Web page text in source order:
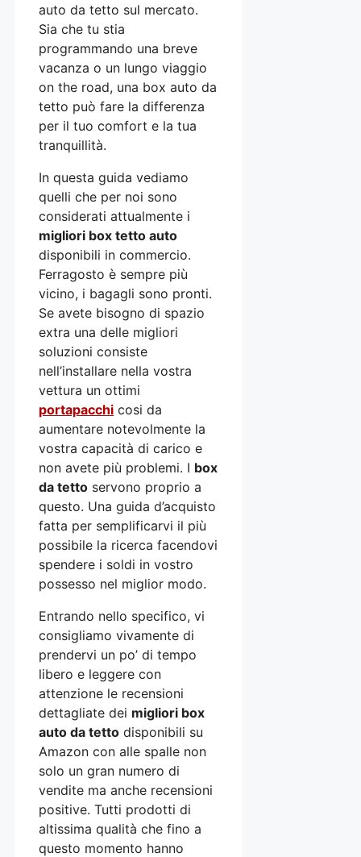
auto da tetto sul mercato.
Sia che tu stia
programmando una breve
vacanza o un lungo viaggio
on the road, una box auto da
tetto può fare la differenza
per il tuo comfort e la tua
tranquillità.
In questa guida vediamo
quelli che per noi sono
considerati attualmente i
migliori box tetto auto
disponibili in commercio.
Ferragosto è sempre più
vicino, i bagagli sono pronti.
Se avete bisogno di spazio
extra una delle migliori
soluzioni consiste
nell’installare nella vostra
vettura un ottimi
portapacchi cosi da
aumentare notevolmente la
vostra capacità di carico e
non avete più problemi. I box
da tetto servono proprio a
questo. Una guida d’acquisto
fatta per semplificarvi il più
possibile la ricerca facendovi
spendere i soldi in vostro
possesso nel miglior modo.
Entrando nello specifico, vi
consigliamo vivamente di
prendervi un po’ di tempo
libero e leggere con
attenzione le recensioni
dettagliate dei migliori box
auto da tetto disponibili su
Amazon con alle spalle non
solo un gran numero di
vendite ma anche recensioni
positive. Tutti prodotti di
altissima qualità che fino a
questo momento hanno